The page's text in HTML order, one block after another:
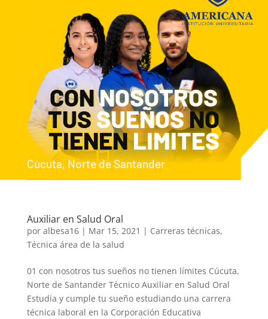
CONNOSOTROS
TUSSUEÑOSNO
TIENENLIMITES
Cúcuta, Norte de Santander
Auxiliar en Salud Oral
por albesa16| Mar 15, 2021 | Carreras técnicas,
Técnica área de la salud
01 con nosotros tus sueños no tienen límites Cúcuta,
Norte de Santander Técnico Auxiliar en Salud Oral
Estudia y cumple tu sueño estudiando una carrera
técnica laboral en la Corporación Educativa